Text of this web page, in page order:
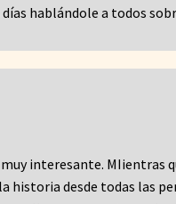
hablándole a todos
interesante. MIientras
historia desde todas las